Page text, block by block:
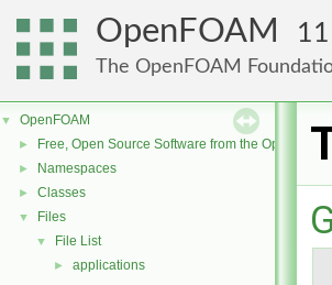
OpenFOAM 11
The OpenFOAM
▼ OpenFOAM
► Free, Open Source Software from the
► Namespaces
► Classes
▼ Files
▼ File List
► applications